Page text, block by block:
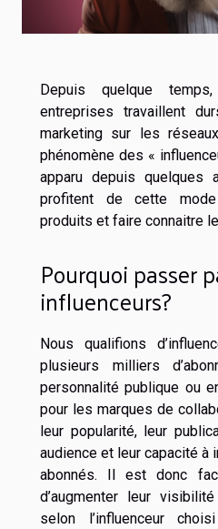
Depuis quelque
entreprises travaillent
marketing sur les
phénomène des «
apparu depuis quelques
profitent de cette
produits et faire connaitre
Pourquoi passer
influenceurs?
Nous qualifions
plusieurs milliers
personnalité publique ou
pour les marques de
leur popularité, leur
audience et leur capacité
abonnés. Il est donc
d’augmenter leur
selon l’influenceur